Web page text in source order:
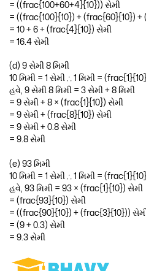
= ((frac{100+60+4}{10})) સેમી
= ((frac{100}{10}) + (frac{60}{10})
= 10 + 6 + (frac{4}{10}) સેમી
= 16.4 સેમી
(d) 9 સેમી 8 મિમી
10 મિમી = 1 સેમી ∴ 1 મિમી =
હવે, 9 સેમી 8 મિમી = 3 સેમી + 8 મિમી
= 9 સેમી + 8 × (frac{1}{10}) સેમી
= 9 સેમી + (frac{8}{10}) સેમી
= 9 સેમી + 0.8 સેમી
= 9.8 સેમી
(e) 93 મિમી
10 મિમી = 1 સેમી ∴ 1 મિમી =
હવે, 93 મિમી = 93 × (frac{1}{10}) સેમી
= (frac{93}{10}) સેમી
= ((frac{90}{10}) + (frac{3}{10}))
= (9 + 0.3) સેમી
= 9.3 સેમી